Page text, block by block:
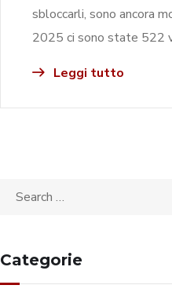
sbloccarli, sono ancora
2025 ci sono state 522
Leggi tutto
Categorie